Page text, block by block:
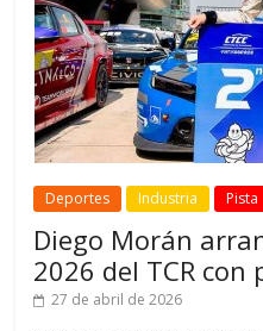
Deportes Industria Pista
Diego Morán
2026 del TCR con
27 de abril de 2026